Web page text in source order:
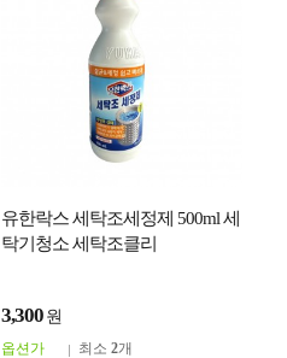
유한락스 세탁조세정제 500ml 세
탁기청소 세탁조클리
3,300 원
옵션가 최소 2개